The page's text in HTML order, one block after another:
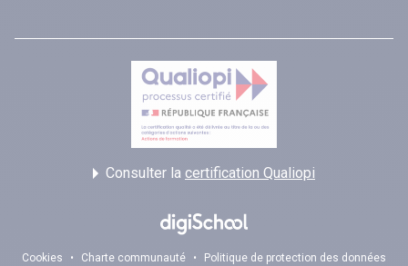
Consulter la certification Qualiopi
Cookies • Charte communauté •
Politique de protection des données